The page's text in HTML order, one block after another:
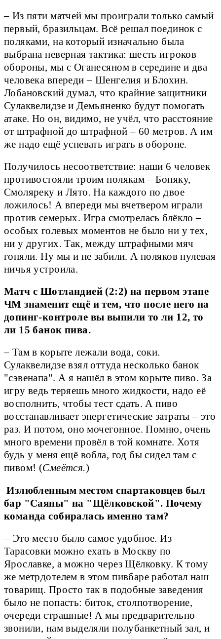
– Из пяти матчей мы проиграли только самый
первый, бразильцам. Всё решал поединок с
поляками, на который изначально была
выбрана неверная тактика: шесть игроков
обороны, мы с Оганесяном в середине и два
человека впереди – Шенгелия и Блохин.
Лобановский думал, что крайние защитники
Сулаквелидзе и Демьяненко будут помогать
атаке. Но он, видимо, не учёл, что расстояние
от штрафной до штрафной – 60 метров. А им
же надо ещё успевать играть в обороне.
Получилось несоответствие: наши 6 человек
противостояли троим полякам – Боняку,
Смоляреку и Лято. На каждого по двое
ложилось! А впереди мы вчетвером играли
против семерых. Игра смотрелась блёкло –
особых голевых моментов не было ни у тех,
ни у других. Так, между штрафными мяч
гоняли. Ну мы и не забили. А поляков нулевая
ничья устроила.
Матч с Шотландией (2:2) на первом этапе
ЧМ знаменит ещё и тем, что после него на
допинг-контроле вы выпили то ли 12, то
ли 15 банок пива.
– Там в корыте лежали вода, соки.
Сулаквелидзе взял оттуда несколько банок
"сэвенапа". А я нашёл в этом корыте пиво. За
игру ведь теряешь много жидкости, надо её
восполнить, чтобы тест сдать. А пиво
восстанавливает энергетические затраты – это
раз. И потом, оно мочегонное. Помню, очень
много времени провёл в той комнате. Хотя
будь у меня ещё вобла, год бы сидел там с
пивом! (Смеётся.)
Излюбленным местом спартаковцев был
бар "Саяны" на "Щёлковской". Почему
команда собиралась именно там?
– Это место было самое удобное. Из
Тарасовки можно ехать в Москву по
Ярославке, а можно через Щёлковку. К тому
же метрдотелем в этом пивбаре работал наш
товарищ. Просто так в подобные заведения
было не попасть: биток, столпотворение,
очереди страшные! А мы предварительно
звонили, нам выделяли полубанкетный зал, и